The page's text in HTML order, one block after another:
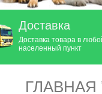
Доставка
Доставка товара в
населенный пункт
ГЛАВНАЯ